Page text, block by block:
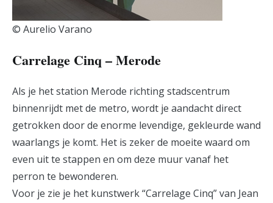
© Aurelio Varano
Carrelage Cinq – Merode
Als je het station Merode richting stadscentrum
binnenrijdt met de metro, wordt je aandacht direct
getrokken door de enorme levendige, gekleurde wand
waarlangs je komt. Het is zeker de moeite waard om
even uit te stappen en om deze muur vanaf het
perron te bewonderen.
Voor je zie je het kunstwerk “Carrelage Cinq” van Jean